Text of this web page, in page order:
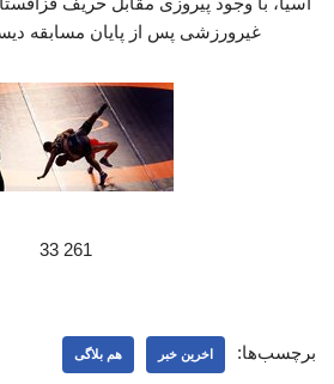
غیرورزشی پس از پایان مسابقه
261 33
برچسب‌ها: اخرین خبر هم بلاگی